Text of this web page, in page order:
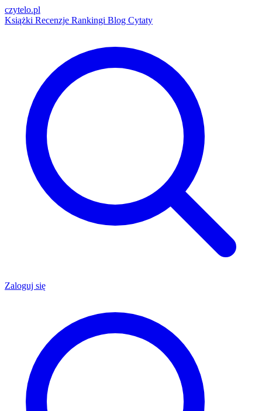
czytelo.pl
Książki Recenzje Rankingi Blog Cytaty
Zaloguj się